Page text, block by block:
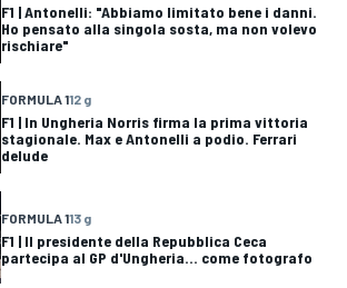
F1 | Antonelli: "Abbiamo limitato bene i danni.
Ho pensato alla singola sosta, ma non volevo
rischiare"
FORMULA 112 g
F1 | In Ungheria Norris firma la prima vittoria
stagionale. Max e Antonelli a podio. Ferrari
delude
FORMULA 113 g
F1 | Il presidente della Repubblica Ceca
partecipa al GP d'Ungheria... come fotografo